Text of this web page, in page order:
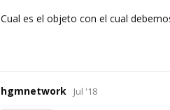
Cual es el objeto con el cual
hgmnetwork Jul '18